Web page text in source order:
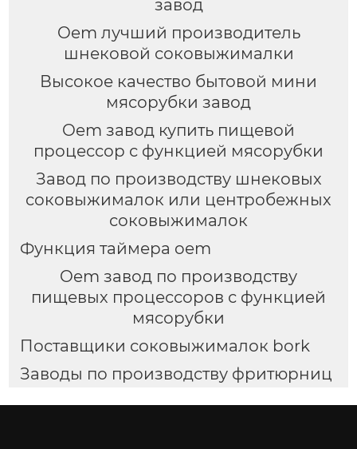
завод
Oem лучший производитель
шнековой соковыжималки
Высокое качество бытовой мини
мясорубки завод
Oem завод купить пищевой
процессор с функцией мясорубки
Завод по производству шнековых
соковыжималок или центробежных
соковыжималок
Функция таймера oem
Oem завод по производству
пищевых процессоров с функцией
мясорубки
Поставщики соковыжималок bork
Заводы по производству фритюрниц